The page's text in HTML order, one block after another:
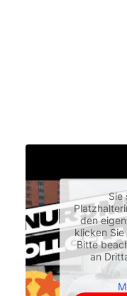
Sie
den
klicken
Bitte
an